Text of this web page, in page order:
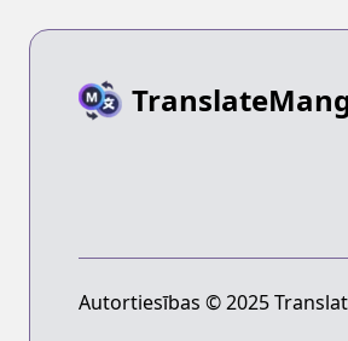
Jousai Toshi ni
Autortiesības © 2025